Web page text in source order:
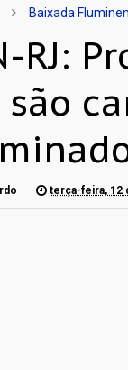
Baixada
RJ:
terça-feira, 12